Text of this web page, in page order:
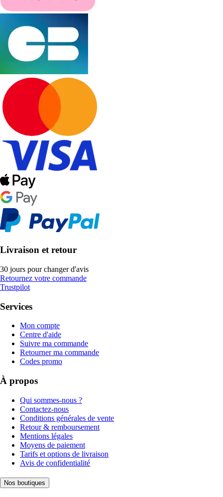
Livraison et retour
30 jours pour changer d'avis
Retournez votre commande
Trustpilot
Services
Mon compte
Centre d'aide
Suivre ma commande
Retourner ma commande
Codes promo
À propos
Qui sommes-nous ?
Contactez-nous
Conditions générales de vente
Retour & remboursement
Mentions légales
Moyens de paiement
Tarifs et options de livraison
Avis de confidentialité
Nos boutiques